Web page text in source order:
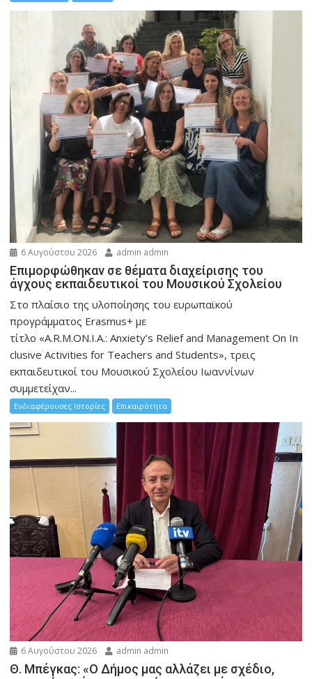
6 Αυγούστου 2026 admin admin
Eπιμορφώθηκαν σε θέματα διαχείρισης του
άγχους εκπαιδευτικοί του Μουσικού Σχολείου
Στο πλαίσιο της υλοποίησης του ευρωπαϊκού
προγράμματος Erasmus+ με
τίτλο «A.R.M.ON.I.A.: Anxiety’s Relief and Management On In
clusive Activities for Teachers and Students», τρεις
εκπαιδευτικοί του Μουσικού Σχολείου Ιωαννίνων
συμμετείχαν...
Ενδιαφέρουσες Ιστορίες Επικαιρότητα
6 Αυγούστου 2026 admin admin
Θ. Μπέγκας: «Ο Δήμος μας αλλάζει με σχέδιο,